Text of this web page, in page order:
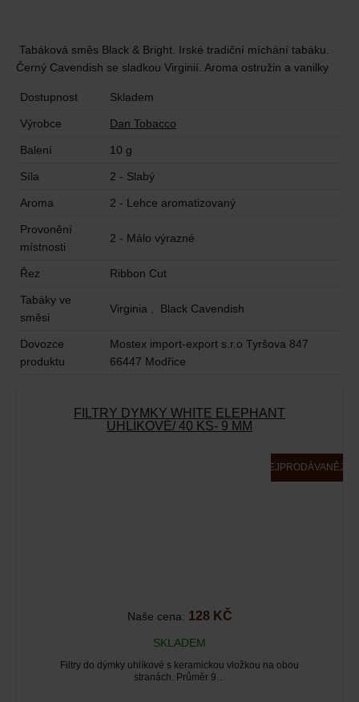
Tabáková směs Black & Bright. Irské tradiční míchání tabáku.
Černý Cavendish se sladkou Virginií. Aroma ostružin a vanilky
Dostupnost Skladem
Výrobce Dan Tobacco
Balení 10 g
Síla 2 - Slabý
Aroma 2 - Lehce aromatizovaný
Provonění
místnosti
2 - Málo výrazné
Řez Ribbon Cut
Tabáky ve
směsi
Virginia , Black Cavendish
Dovozce
produktu
Mostex import-export s.r.o Tyršova 847
66447 Modřice
FILTRY DÝMKY WHITE ELEPHANT
UHLÍKOVÉ/ 40 KS- 9 MM
NEJPRODÁVANĚJŠÍ
Naše cena: 128 KČ
SKLADEM
Filtry do dýmky uhlíkové s keramickou vložkou na obou
stranách. Průměr 9…